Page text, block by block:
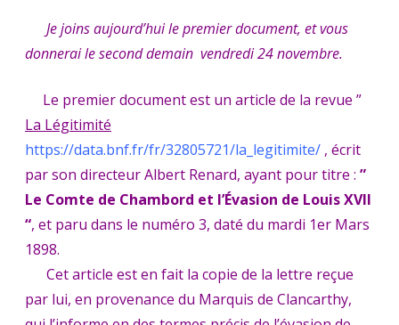
Je joins aujourd’hui le premier document, et vous
donnerai le second demain vendredi 24 novembre.
Le premier document est un article de la revue ”
La Légitimité
https://data.bnf.fr/fr/32805721/la_legitimite/ , écrit
par son directeur Albert Renard, ayant pour titre : ”
Le Comte de Chambord et l’Évasion de Louis XVII
“, et paru dans le numéro 3, daté du mardi 1er Mars
1898.
Cet article est en fait la copie de la lettre reçue
par lui, en provenance du Marquis de Clancarthy,